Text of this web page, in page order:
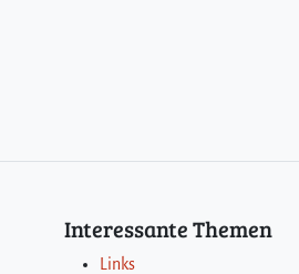
Interessante Themen
Links